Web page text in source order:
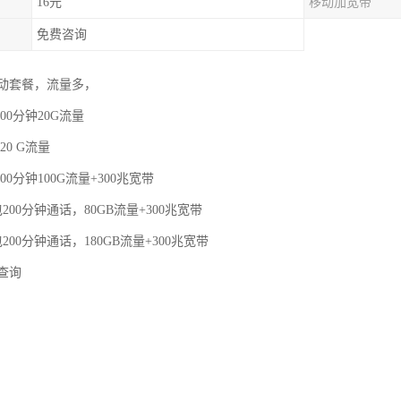
免费咨询
套餐，流量多，
分钟20G流量
G流量
分钟100G流量+300兆宽带
分钟通话，80GB流量+300兆宽带
分钟通话，180GB流量+300兆宽带
询